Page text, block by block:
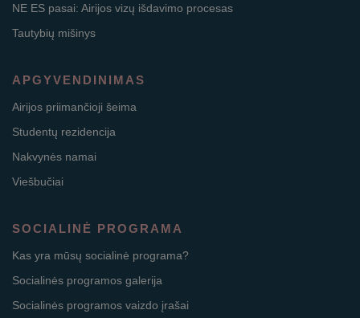
NE ES pasai: Airijos vizų išdavimo procesas
Tautybių mišinys
APGYVENDINIMAS
Airijos priimančioji šeima
Studentų rezidencija
Nakvynės namai
Viešbučiai
SOCIALINĖ PROGRAMA
Kas yra mūsų socialinė programa?
Socialinės programos galerija
Socialinės programos vaizdo įrašai